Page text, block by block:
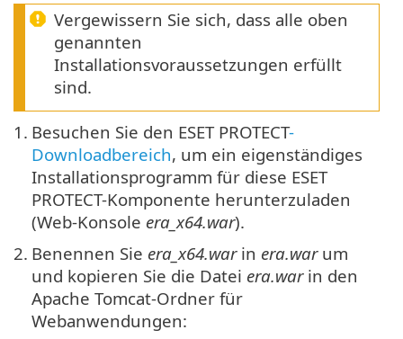
Vergewissern Sie sich, dass alle oben
genannten
Installationsvoraussetzungen erfüllt
sind.
1. Besuchen Sie den ESET PROTECT-
Downloadbereich, um ein eigenständiges
Installationsprogramm für diese ESET
PROTECT-Komponente herunterzuladen
(Web-Konsole era_x64.war).
2. Benennen Sie era_x64.warin era.warum
und kopieren Sie die Datei era.warin den
Apache Tomcat-Ordner für
Webanwendungen: